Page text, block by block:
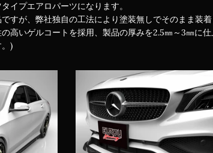
イプエアロパーツになります。
すが、弊社独自の工法により塗装無しでそのまま装
高いゲルコートを採用、製品の厚みを2.5㎜～3㎜に
)